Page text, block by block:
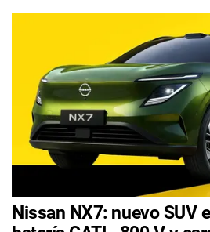
Nissan NX7: nuevo SUV